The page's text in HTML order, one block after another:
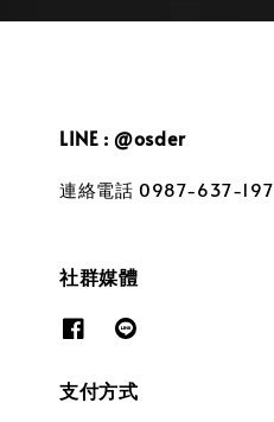
LINE : @osder
連絡電話 0987-637-197
社群媒體
支付方式